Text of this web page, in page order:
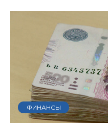
ФИНАНСЫ